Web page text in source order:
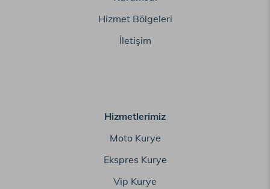
Hizmet Bölgeleri
İletişim
Hizmetlerimiz
Moto Kurye
Ekspres Kurye
Vip Kurye